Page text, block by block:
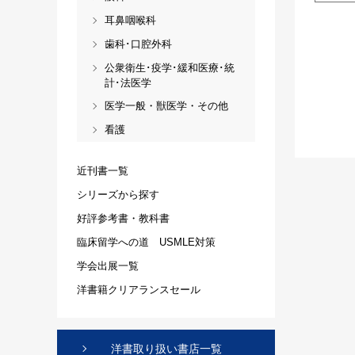
耳鼻咽喉科
歯科･口腔外科
公衆衛生･疫学･緩和医療･統
計･法医学
医学一般・獣医学・その他
看護
近刊書一覧
シリーズから探す
好評参考書・教科書
臨床留学への道 USMLE対策
学会出展一覧
洋書籍クリアランスセール
洋書取り扱い書店一覧